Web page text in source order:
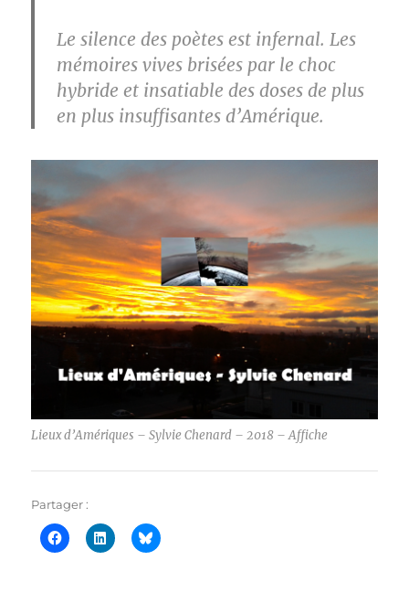
Le silence des poètes est infernal. Les
mémoires vives brisées par le choc
hybride et insatiable des doses de plus
en plus insuffisantes d’Amérique.
Lieux d’Amériques – Sylvie Chenard – 2018 – Affiche
Partager :